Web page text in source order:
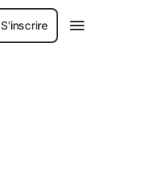
S'inscrire